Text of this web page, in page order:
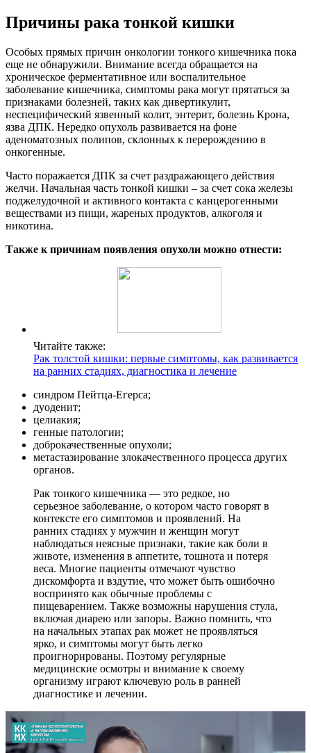
Причины рака тонкой кишки
Особых прямых причин онкологии тонкого кишечника пока
еще не обнаружили. Внимание всегда обращается на
хроническое ферментативное или воспалительное
заболевание кишечника, симптомы рака могут прятаться за
признаками болезней, таких как дивертикулит,
неспецифический язвенный колит, энтерит, болезнь Крона,
язва ДПК. Нередко опухоль развивается на фоне
аденоматозных полипов, склонных к перерождению в
онкогенные.
Часто поражается ДПК за счет раздражающего действия
желчи. Начальная часть тонкой кишки – за счет сока железы
поджелудочной и активного контакта с канцерогенными
веществами из пищи, жареных продуктов, алкоголя и
никотина.
Также к причинам появления опухоли можно отнести:
Читайте также:
Рак толстой кишки: первые симптомы, как развивается
на ранних стадиях, диагностика и лечение
синдром Пейтца-Егерса;
дуоденит;
целиакия;
генные патологии;
доброкачественные опухоли;
метастазирование злокачественного процесса других
органов.
Рак тонкого кишечника — это редкое, но
серьезное заболевание, о котором часто говорят в
контексте его симптомов и проявлений. На
ранних стадиях у мужчин и женщин могут
наблюдаться неясные признаки, такие как боли в
животе, изменения в аппетите, тошнота и потеря
веса. Многие пациенты отмечают чувство
дискомфорта и вздутие, что может быть ошибочно
воспринято как обычные проблемы с
пищеварением. Также возможны нарушения стула,
включая диарею или запоры. Важно помнить, что
на начальных этапах рак может не проявляться
ярко, и симптомы могут быть легко
проигнорированы. Поэтому регулярные
медицинские осмотры и внимание к своему
организму играют ключевую роль в ранней
диагностике и лечении.